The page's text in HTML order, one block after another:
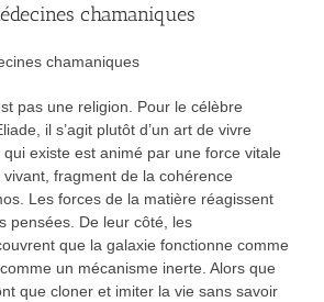
chamaniques
chamaniques
pas une religion. Pour le célèbre
il s’agit plutôt d’un art de vivre
existe est animé par une force vitale
fragment de la cohérence
Les forces de la matière réagissent
pensées. De leur côté, les
que la galaxie fonctionne comme
un mécanisme inerte. Alors que
que cloner et imiter la vie sans savoir